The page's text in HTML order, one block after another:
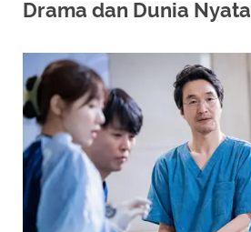
Drama dan Dunia Nyata